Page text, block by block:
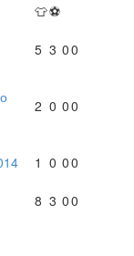
👕⚽
5 3 00
2 0 00
1 0 00
8 3 00